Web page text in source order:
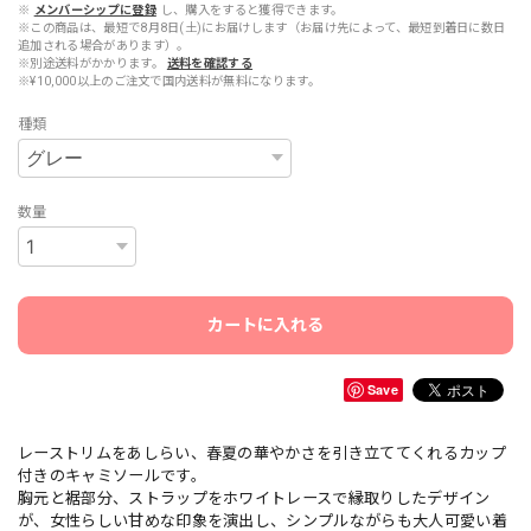
※ メンバーシップに登録 し、購入をすると獲得できます。
※この商品は、最短で8月8日(土)にお届けします（お届け先によって、最短到着日に数日
追加される場合があります）。
※別途送料がかかります。
送料を確認する
※¥10,000以上のご注文で国内送料が無料になります。
種類
数量
カートに入れる
Save
レーストリムをあしらい、春夏の華やかさを引き立ててくれるカップ
付きのキャミソールです。
胸元と裾部分、ストラップをホワイトレースで縁取りしたデザイン
が、女性らしい甘めな印象を演出し、シンプルながらも大人可愛い着